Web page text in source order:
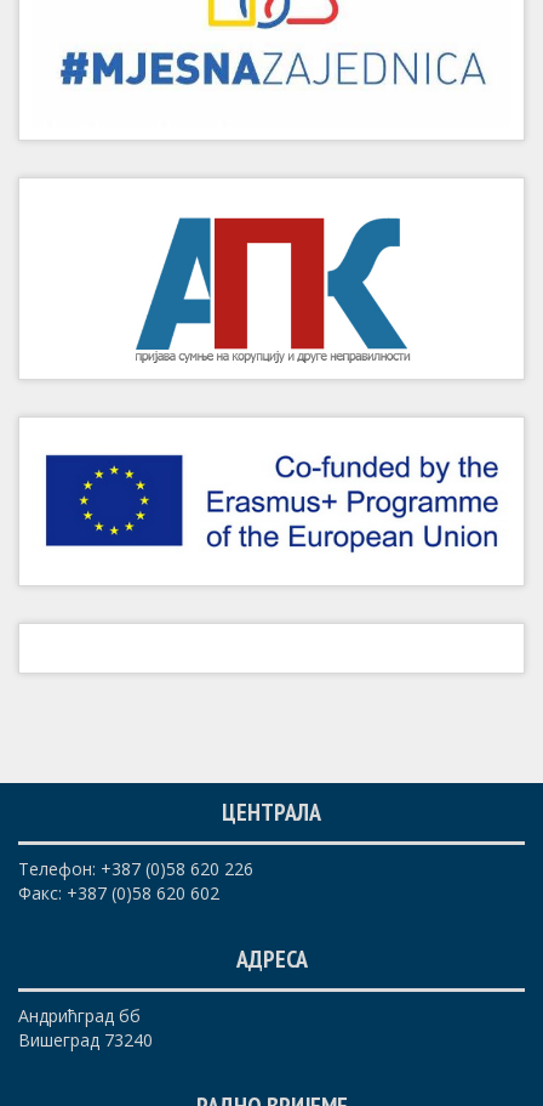
ЦЕНТРАЛА
Телефон: +387 (0)58 620 226
Факс: +387 (0)58 620 602
АДРЕСА
Андрићград бб
Вишеград 73240